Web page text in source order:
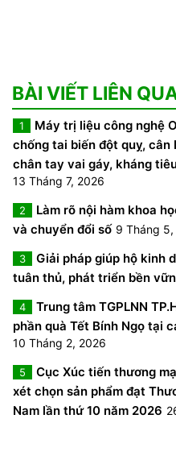
BÀI VIẾT LIÊN
1
Máy trị liệu công nghệ
chống tai biến đột quỵ,
chân tay vai gáy, kháng
13 Tháng 7, 2026
2
Làm rõ nội hàm khoa
và chuyển đổi số 9 Tháng
3
Giải pháp giúp hộ kinh
tuân thủ, phát triển bền
4
Trung tâm TGPLNN
phần quà Tết Bính Ngọ tại
10 Tháng 2, 2026
5
Cục Xúc tiến thương
xét chọn sản phẩm đạt
Nam lần thứ 10 năm 2026